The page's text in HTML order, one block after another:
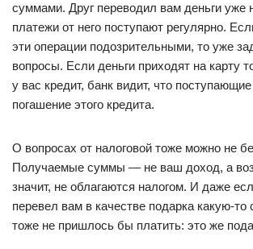
суммами. Друг переводил вам деньги уже
платежи от него поступают регулярно.
эти операции подозрительными, то уже
вопросы. Если деньги приходят на карту
у вас кредит, банк видит, что
погашение этого кредита.
О вопросах от налоговой тоже можно не
Получаемые суммы — не ваш доход, а
значит, не облагаются налогом. И даже
перевел вам в качестве подарка какую-то
тоже не пришлось бы платить: это же